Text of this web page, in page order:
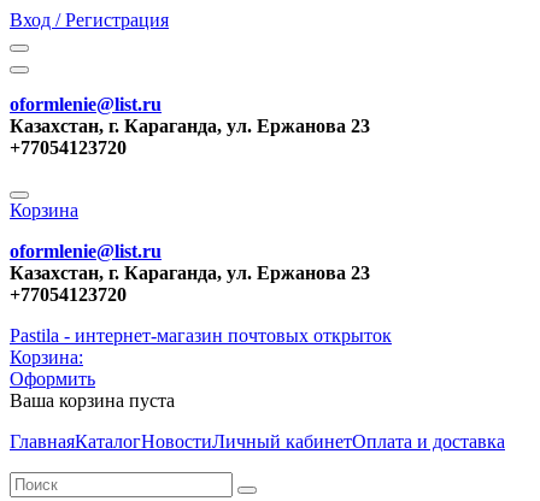
Вход / Регистрация
oformlenie@list.ru
Казахстан, г. Караганда, ул. Ержанова 23
+77054123720
Корзина
oformlenie@list.ru
Казахстан, г. Караганда, ул. Ержанова 23
+77054123720
Pastila - интернет-магазин почтовых открыток
Корзина:
Оформить
Ваша корзина пуста
ГлавнаяКаталогНовостиЛичный кабинетОплата и доставка